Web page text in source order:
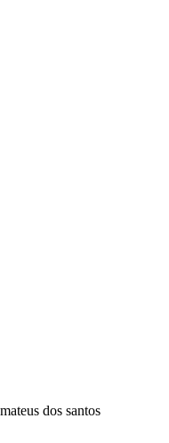
dos santos